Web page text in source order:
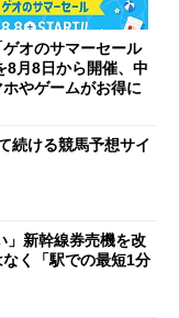
オのサマーセール
8月8日から開催、中
やゲームがお得に
続ける競馬予想サイ
」新幹線券売機を改
く「駅での最短1分